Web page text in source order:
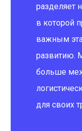
разделяет
в которой
важным
развитию.
больше
для своих